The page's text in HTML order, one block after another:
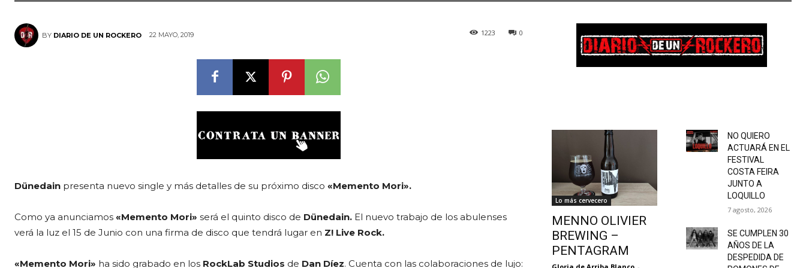
BY DIARIO DE UN ROCKERO 22 MAYO, 2019 0
1223
Dünedain presenta nuevo single y más detalles de su próximo disco «Memento Mori».
Como ya anunciamos «Memento Mori» será el quinto disco de Dünedain. El nuevo trabajo de los abulenses
verá la luz el 15 de Junio con una firma de disco que tendrá lugar en Z! Live Rock.
«Memento Mori» ha sido grabado en los RockLab Studios de Dan Díez. Cuenta con las colaboraciones de lujo:
Lo más cervecero
MENNO OLIVIER
BREWING –
PENTAGRAM
NO QUIERO
ACTUARÁ EN EL
FESTIVAL
COSTA FEIRA
JUNTO A
LOQUILLO
7 agosto, 2026
SE CUMPLEN 30
AÑOS DE LA
DESPEDIDA DE